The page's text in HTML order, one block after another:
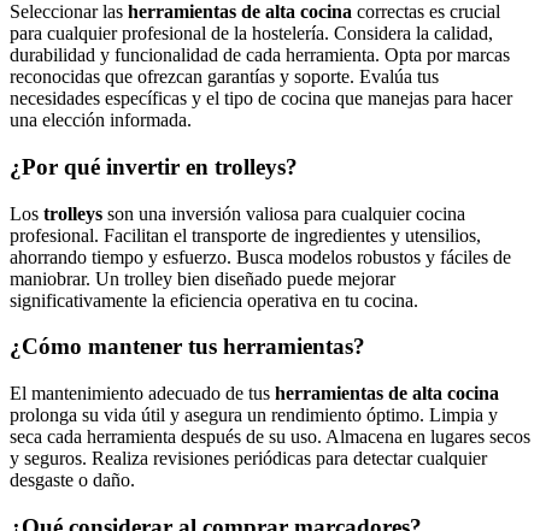
Seleccionar las herramientas de alta cocina correctas es crucial
para cualquier profesional de la hostelería. Considera la calidad,
durabilidad y funcionalidad de cada herramienta. Opta por marcas
reconocidas que ofrezcan garantías y soporte. Evalúa tus
necesidades específicas y el tipo de cocina que manejas para hacer
una elección informada.
¿Por qué invertir en trolleys?
Los trolleys son una inversión valiosa para cualquier cocina
profesional. Facilitan el transporte de ingredientes y utensilios,
ahorrando tiempo y esfuerzo. Busca modelos robustos y fáciles de
maniobrar. Un trolley bien diseñado puede mejorar
significativamente la eficiencia operativa en tu cocina.
¿Cómo mantener tus herramientas?
El mantenimiento adecuado de tus herramientas de alta cocina
prolonga su vida útil y asegura un rendimiento óptimo. Limpia y
seca cada herramienta después de su uso. Almacena en lugares secos
y seguros. Realiza revisiones periódicas para detectar cualquier
desgaste o daño.